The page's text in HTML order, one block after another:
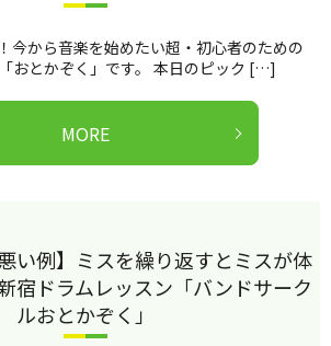
今から音楽を始めたい超・初心者のための
おとかぞく」です。 本日のピック […]
MORE
い例】ミスを繰り返すとミスが体
宿ドラムレッスン「バンドサーク
ルおとかぞく」